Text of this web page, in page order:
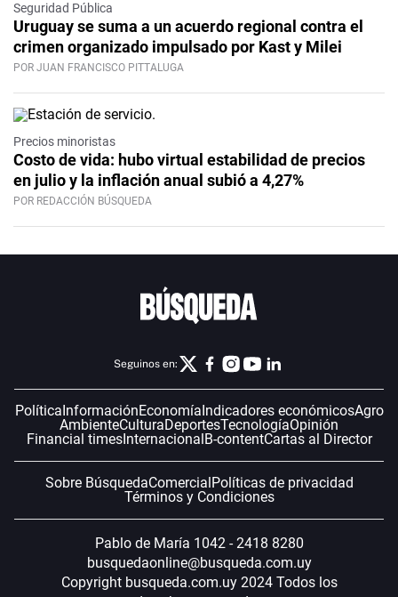
Seguridad Pública
Uruguay se suma a un acuerdo regional contra el
crimen organizado impulsado por Kast y Milei
POR JUAN FRANCISCO PITTALUGA
Precios minoristas
Costo de vida: hubo virtual estabilidad de precios
en julio y la inflación anual subió a 4,27%
POR REDACCIÓN BÚSQUEDA
Seguinos en:
PolíticaInformaciónEconomíaIndicadores económicosAgro
AmbienteCulturaDeportesTecnologíaOpinión
Financial timesInternacionalB-contentCartas al Director
Sobre BúsquedaComercialPolíticas de privacidad
Términos y Condiciones
Pablo de María 1042 - 2418 8280
busquedaonline@busqueda.com.uy
Copyright busqueda.com.uy 2024 Todos los